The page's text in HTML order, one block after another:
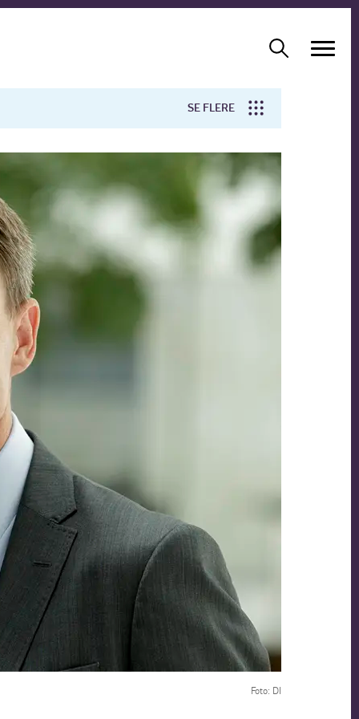
SE FLERE
Arbejdsmiljø
Forskning
Foto: DI